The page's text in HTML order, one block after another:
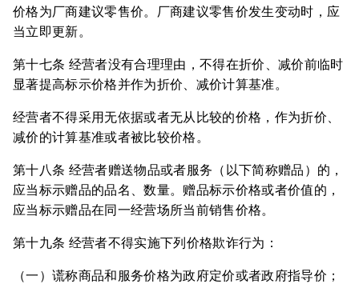
价格为厂商建议零售价。厂商建议零售价发生变动时，应
当立即更新。
第十七条 经营者没有合理理由，不得在折价、减价前临时
显著提高标示价格并作为折价、减价计算基准。
经营者不得采用无依据或者无从比较的价格，作为折价、
减价的计算基准或者被比较价格。
第十八条 经营者赠送物品或者服务（以下简称赠品）的，
应当标示赠品的品名、数量。赠品标示价格或者价值的，
应当标示赠品在同一经营场所当前销售价格。
第十九条 经营者不得实施下列价格欺诈行为：
（一）谎称商品和服务价格为政府定价或者政府指导价；